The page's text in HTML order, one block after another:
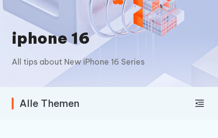
ReiBoot
for iOS
PDNob
Neu
iAnyGo
iphone 16
All tips about New iPhone 16 Series
Alle Themen